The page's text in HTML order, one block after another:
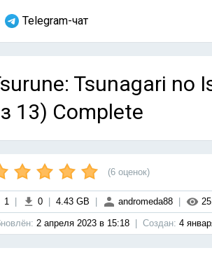
Telegram-чат
Tsunagari no
13) Complete
(6 оценок)
1 0 4.43 GB andromeda88
2 апреля 2023 в 15:18 Cоздан: 4